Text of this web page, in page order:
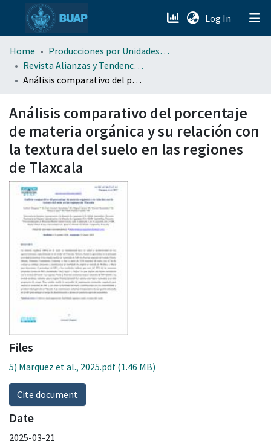
Log In (current)
menu.section.about_menu
All of DSpace
Home
Producciones por Unidades Académicas
Revista Alianzas y Tendencias BUAP (AyTBUAP)
Análisis comparativo del porcentaje de materia orgánica y su relación con la textura del suelo en las regiones de Tlaxcala
Análisis comparativo del porcentaje
de materia orgánica y su relación con
la textura del suelo en las regiones
de Tlaxcala
Files
5) Marquez et al., 2025.pdf (1.46 MB)
Cite document
Date
2025-03-21